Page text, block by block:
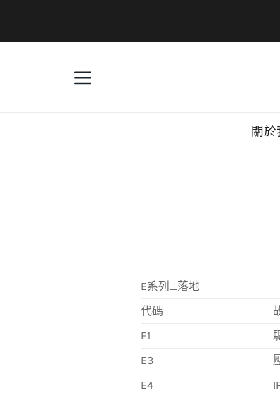
關於
E系列_落地
代碼
E1
E3
E4